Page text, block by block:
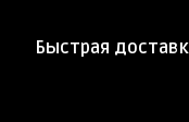
Быстрая